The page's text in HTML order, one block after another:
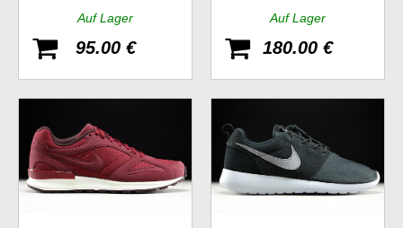
Auf Lager
95.00 €
Auf Lager
180.00 €